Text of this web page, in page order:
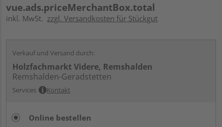
vue.ads.priceMerchantBox.total
inkl. MwSt. zzgl. Versandkosten für Stückgut
Verkauf und Versand durch:
Holzfachmarkt Videre, Remshalden
Remshalden-Geradstetten
Services Kontakt
Online bestellen